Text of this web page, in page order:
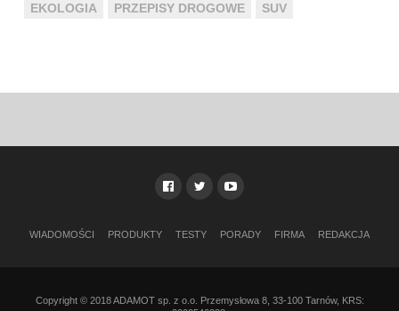
EKOLOGIA
PRZEPISY DROGOWE SUV
WIADOMOŚCI PRODUKTY TESTY PORADY FIRMA REDAKCJA
Copyright © 2018 ADAMOT sp. z o.o. Przemysłowa 8, 33-100 Tarnów, KRS: